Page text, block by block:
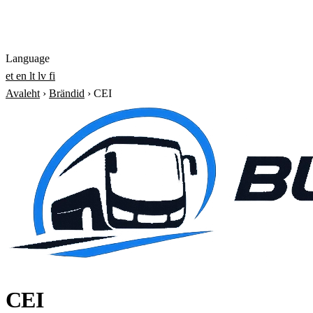
Language
et en lt lv fi
Avaleht › Brändid › CEI
CEI